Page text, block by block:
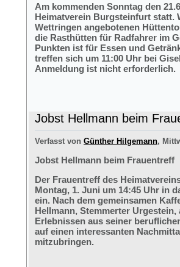
Am kommenden Sonntag den
Heimatverein Burgsteinfurt statt.
Wettringen angebotenen
die Rasthütten für Radfahrer im
Punkten ist für Essen und
treffen sich um 11:00 Uhr bei
Anmeldung ist nicht erforderlich.
Jobst Hellmann beim
Verfasst von Günther Hilgemann,
Jobst Hellmann beim Frauentreff
Der Frauentreff des
Montag, 1. Juni um 14:45 Uhr in
ein. Nach dem gemeinsamen
Hellmann, Stemmerter
Erlebnissen aus seiner
auf einen interessanten
mitzubringen.